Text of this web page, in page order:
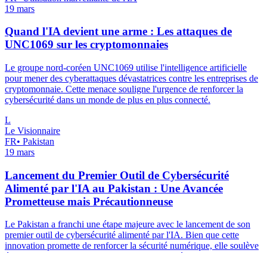
19 mars
Quand l'IA devient une arme : Les attaques de
UNC1069 sur les cryptomonnaies
Le groupe nord-coréen UNC1069 utilise l'intelligence artificielle
pour mener des cyberattaques dévastatrices contre les entreprises de
cryptomonnaie. Cette menace souligne l'urgence de renforcer la
cybersécurité dans un monde de plus en plus connecté.
L
Le Visionnaire
FR• Pakistan
19 mars
Lancement du Premier Outil de Cybersécurité
Alimenté par l'IA au Pakistan : Une Avancée
Prometteuse mais Précautionneuse
Le Pakistan a franchi une étape majeure avec le lancement de son
premier outil de cybersécurité alimenté par l'IA. Bien que cette
innovation promette de renforcer la sécurité numérique, elle soulève